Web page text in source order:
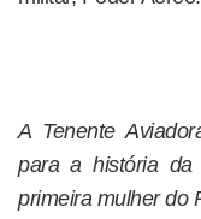
A Tenente
para a história da
primeira mulher do